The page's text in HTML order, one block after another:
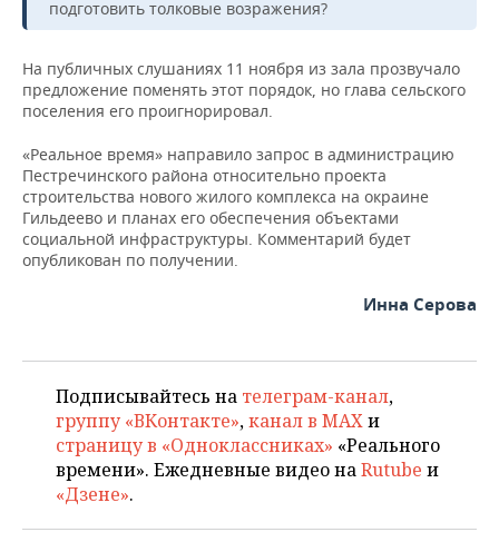
подготовить толковые возражения?
На публичных слушаниях 11 ноября из зала прозвучало
предложение поменять этот порядок, но глава сельского
поселения его проигнорировал.
«Реальное время» направило запрос в администрацию
Пестречинского района относительно проекта
строительства нового жилого комплекса на окраине
Гильдеево и планах его обеспечения объектами
социальной инфраструктуры. Комментарий будет
опубликован по получении.
Инна Серова
Подписывайтесь на телеграм-канал,
группу «ВКонтакте»,канал в MAXи
страницу в «Одноклассниках» «Реального
времени». Ежедневные видео наRutube и
«Дзене».